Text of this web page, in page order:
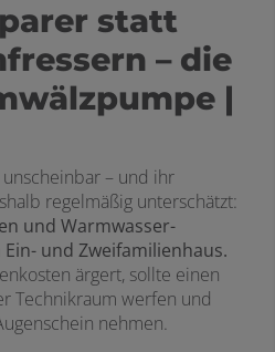
statt
– die
|
– und ihr
regelmäßig unterschätzt:
und Warmwasser-
und Zweifamilienhaus.
ärgert, sollte einen
Technikraum werfen und
nehmen.